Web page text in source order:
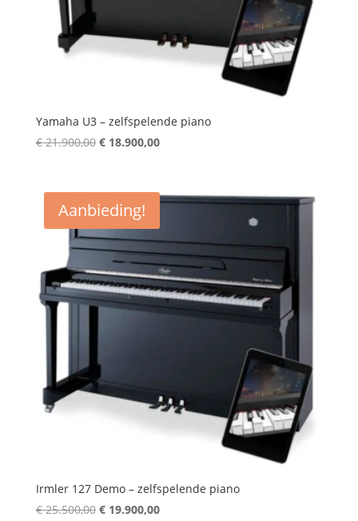
Yamaha U3 – zelfspelende piano
€21.900,00 Oorspronkelijke
€ 21.900,00.
€18.900,00Huidige
€ 18.900,00.
Aanbieding!
Irmler 127 Demo – zelfspelende piano
€25.500,00 Oorspronkelijke
€19.900,00Huidige